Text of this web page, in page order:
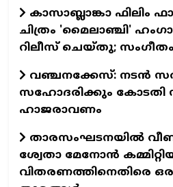
കാസാബ്ലാങ്കാ ഫിലിം
ചിത്രം 'മൈലാഞ്ചി'
റിലീസ് ചെയ്തു;
വഞ്ചനക്കേസ്: നടന്‍
സഹോദരിക്കും കോടതി
ഹാജരാവണം
താരസംഘടനയില്‍
ശ്വേതാ മേനോന്‍
വിതരണത്തിനെതിരെ